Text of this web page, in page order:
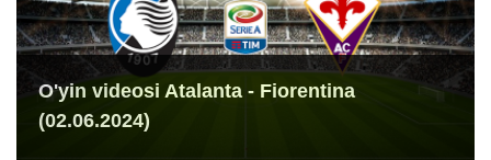
O'yin videosi Atalanta - Fiorentina
(02.06.2024)